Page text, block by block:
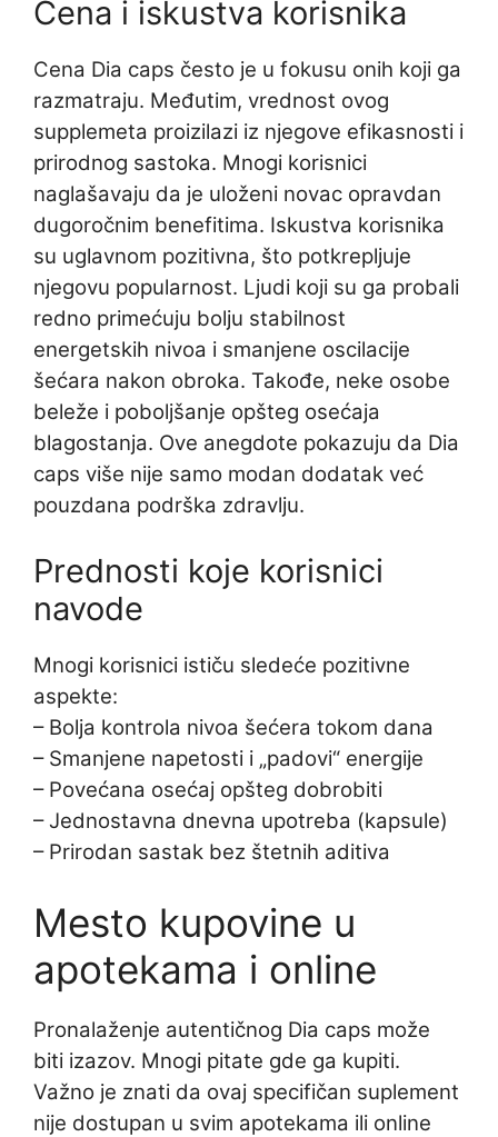
Cena i iskustva korisnika
Cena Dia caps često je u fokusu onih koji ga
razmatraju. Međutim, vrednost ovog
supplemeta proizilazi iz njegove efikasnosti i
prirodnog sastoka. Mnogi korisnici
naglašavaju da je uloženi novac opravdan
dugoročnim benefitima. Iskustva korisnika
su uglavnom pozitivna, što potkrepljuje
njegovu popularnost. Ljudi koji su ga probali
redno primećuju bolju stabilnost
energetskih nivoa i smanjene oscilacije
šećara nakon obroka. Takođe, neke osobe
beleže i poboljšanje opšteg osećaja
blagostanja. Ove anegdote pokazuju da Dia
caps više nije samo modan dodatak već
pouzdana podrška zdravlju.
Prednosti koje korisnici
navode
Mnogi korisnici ističu sledeće pozitivne
aspekte:
– Bolja kontrola nivoa šećera tokom dana
– Smanjene napetosti i „padovi“ energije
– Povećana osećaj opšteg dobrobiti
– Jednostavna dnevna upotreba (kapsule)
– Prirodan sastak bez štetnih aditiva
Mesto kupovine u
apotekama i online
Pronalaženje autentičnog Dia caps može
biti izazov. Mnogi pitate gde ga kupiti.
Važno je znati da ovaj specifičan suplement
nije dostupan u svim apotekama ili online